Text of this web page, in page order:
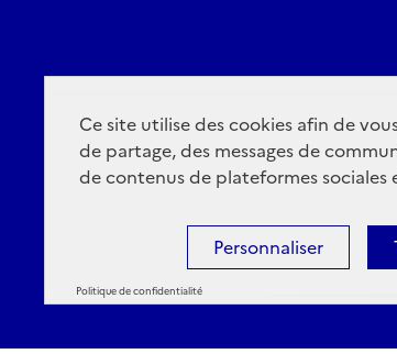
Ce site utilise des cookies afin de
de partage, des messages de
de contenus de plateformes
Personnaliser
Politique de confidentialité